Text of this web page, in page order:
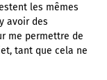
les mêmes
avoir des
me permettre de
tant que cela ne